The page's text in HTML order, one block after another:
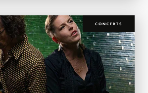
CONCERTS